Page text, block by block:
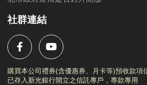
社群連結
購買本公司禮券(含優惠券、月卡等)預收款項
已存入新光銀行開立之信託專戶，專款專用